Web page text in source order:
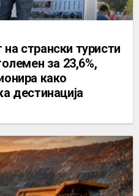
странски туристи
за 23,6%,
како
дестинација